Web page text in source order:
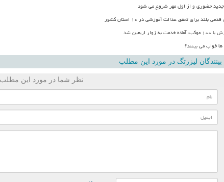
حضوری و از اول مهر شروع می شود
بلند برای تحقق عدالت آموزشی در ۱۰ استان کشور
اربعین شد
ها خواب می بینند؟
لیزرتگ در مورد این مطلب
نظر شما در مورد این مطلب